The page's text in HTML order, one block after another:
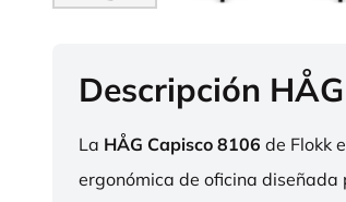
Descripción
La HÅG Capisco 8106 de Flokk
ergonómica de oficina